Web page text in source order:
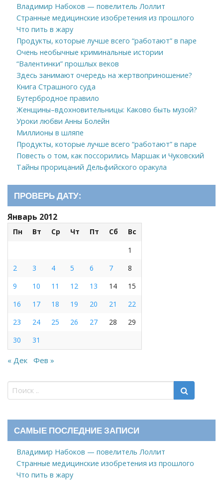
Владимир Набоков — повелитель Лоллит
Странные медицинские изобретения из прошлого
Что пить в жару
Продукты, которые лучше всего “работают” в паре
Очень необычные криминальные истории
“Валентинки” прошлых веков
Здесь занимают очередь на жертвоприношение?
Книга Страшного суда
Бутербродное правило
Женщины–вдохновительницы: Каково быть музой?
Уроки любви Анны Болейн
Миллионы в шляпе
Продукты, которые лучше всего “работают” в паре
Повесть о том, как поссорились Маршак и Чуковский
Тайны прорицаний Дельфийского оракула
ПРОВЕРЬ ДАТУ:
Январь 2012
Пн Вт Ср Чт Пт Сб
Вс
1
2
3 4 5 6 7
8
9
10 11 12 13 14
15
16
17 18 19 20 21
22
23
24 25 26 27 28
29
30
31
« Дек Фев »
САМЫЕ ПОСЛЕДНИЕ ЗАПИСИ
Владимир Набоков — повелитель Лоллит
Странные медицинские изобретения из прошлого
Что пить в жару